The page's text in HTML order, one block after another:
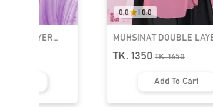
5.0 | 01
MUHSINAT DOUBLE LAYER